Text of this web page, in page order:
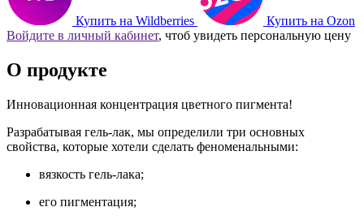
Купить на Wildberries
Купить на Ozon
Войдите в личный кабинет, чтоб увидеть персональную цену
О продукте
Инновационная концентрация цветного пигмента!
Разрабатывая гель-лак, мы определили три основных
свойства, которые хотели сделать феноменальными:
вязкость гель-лака;
его пигментация;